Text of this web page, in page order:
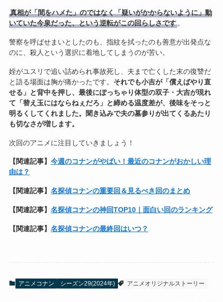
真相が「間をハメた」のではなく「疑いがかからないように」動
いていた今泉だった、という逆転がこの回らしさです。
警察を呼ばせまいとしたのも、指紋を拭ったのも善意が出発点な
のに、殺人という選択に着地してしまうのが苦い。
姪がユスリで追い詰められ事故死し、夫まで亡くした末の復讐だ
と語る場面は胸が痛かったです。 それでも小吉が「償えばやり直
せる」と背中を押し、最後にぽっちゃり体型の双子・大吉が現れ
て「替え玉にはならねぇだろ」と締める温度差が、後味をそっと
明るくしてくれました。聞き込みで夫の墓参りが出てくるあたり
も切なさが増します。
次回のアニメに注目していきましょう！
【関連記事】 今週のコナンがやばい！最近のコナンがおかしい理
由は？
【関連記事】 名探偵コナンの重要回＆見るべき回のまとめ
【関連記事】 名探偵コナンの神回TOP10｜面白い回のランキング
【関連記事】 名探偵コナンの最終回はいつ？
アニメコナン シーズン29(2024年) アニメオリジナルストーリー